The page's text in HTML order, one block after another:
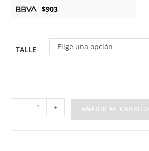
$903
TALLE Elige una opción
Punto
- + AÑADIR AL CARRITO